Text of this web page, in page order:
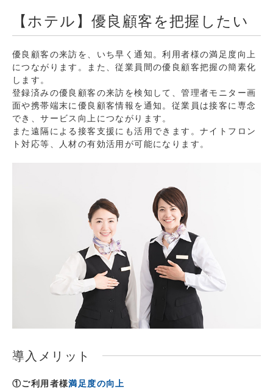
【ホテル】優良顧客を把握したい
優良顧客の来訪を、いち早く通知。利用者様の満足度向上
につながります。また、従業員間の優良顧客把握の簡素化
します。
登録済みの優良顧客の来訪を検知して、管理者モニター画
面や携帯端末に優良顧客情報を通知。従業員は接客に専念
でき、サービス向上につながります。
また遠隔による接客支援にも活用できます。ナイトフロン
ト対応等、人材の有効活用が可能になります。
導入メリット
①ご利用者様満足度の向上